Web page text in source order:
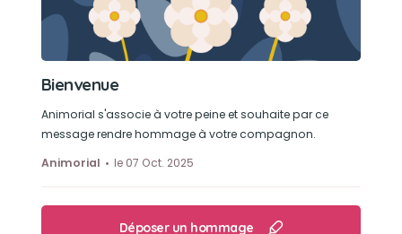
Bienvenue
Animorial s'associe à votre peine et souhaite par ce
message rendre hommage à votre compagnon.
Animorial
le 07 Oct. 2025
Déposer un hommage